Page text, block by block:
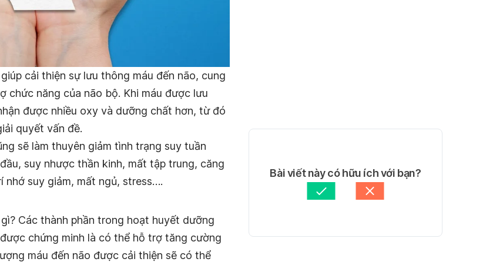
cải thiện sự lưu thông máu đến não, cung
chức năng của não bộ. Khi máu được lưu
được nhiều oxy và dưỡng chất hơn, từ đó
quyết vấn đề.
sẽ làm thuyên giảm tình trạng suy tuần
suy nhược thần kinh, mất tập trung, căng
nhớ suy giảm, mất ngủ, stress….
Các thành phần trong hoạt huyết dưỡng
chứng minh là có thể hỗ trợ tăng cường
máu đến não được cải thiện sẽ có thể
Bài viết này có hữu ích với bạn?